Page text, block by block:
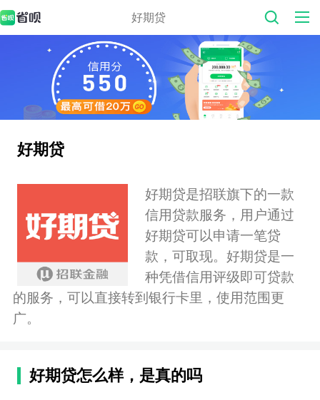
好期贷
好期贷
好期贷是招联旗下的一款
信用贷款服务，用户通过
好期贷可以申请一笔贷
款，可取现。好期贷是一
种凭借信用评级即可贷款
的服务，可以直接转到银行卡里，使用范围更
广。
好期贷怎么样，是真的吗